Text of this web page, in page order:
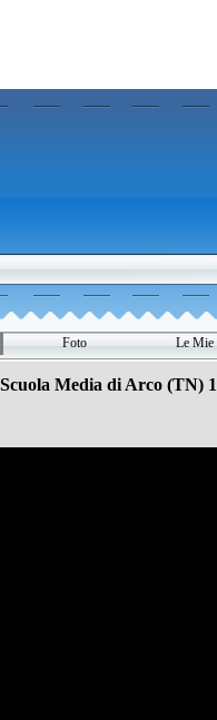
▼
Foto Le Mie
Media di Arco (TN)